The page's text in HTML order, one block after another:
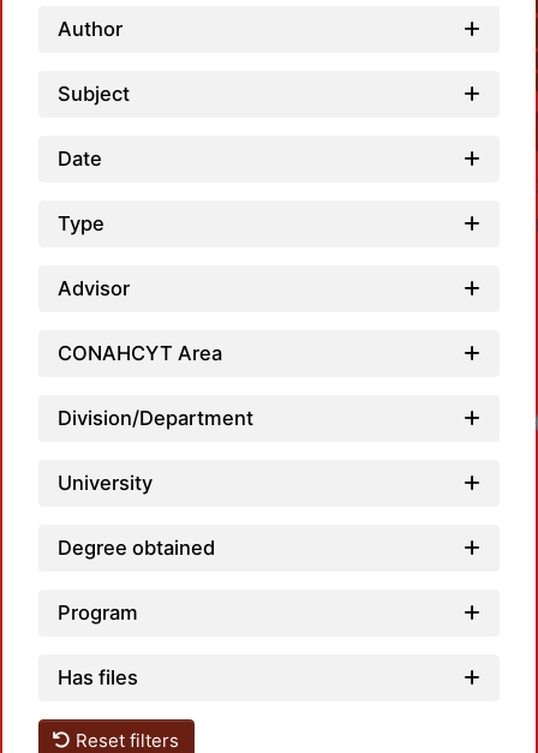
Author
Subject
Date
Type
Advisor
CONAHCYT Area
Division/Department
University
Degree obtained
Program
Has files
Reset filters